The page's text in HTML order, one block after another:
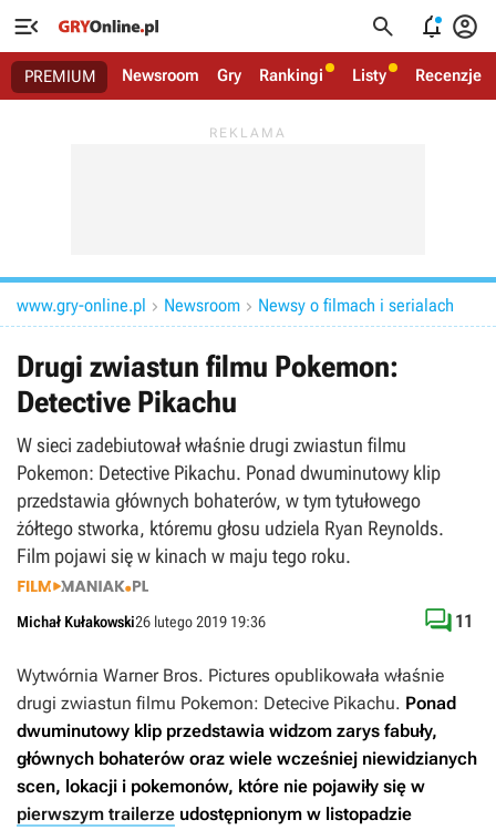
   
PREMIUM Newsroom Gry Rankingi Listy Recenzje
www.gry-online.pl  Newsroom  Newsy o filmach i serialach
Drugi zwiastun filmu Pokemon:
Detective Pikachu
W sieci zadebiutował właśnie drugi zwiastun filmu
Pokemon: Detective Pikachu. Ponad dwuminutowy klip
przedstawia głównych bohaterów, w tym tytułowego
żółtego stworka, któremu głosu udziela Ryan Reynolds.
Film pojawi się w kinach w maju tego roku.
Michał Kułakowski26 lutego 2019 19:36  11
Wytwórnia Warner Bros. Pictures opublikowała właśnie
drugi zwiastun filmu Pokemon: Detecive Pikachu. Ponad
dwuminutowy klip przedstawia widzom zarys fabuły,
głównych bohaterów oraz wiele wcześniej niewidzianych
scen, lokacji i pokemonów, które nie pojawiły się w
pierwszym trailerze udostępnionym w listopadzie